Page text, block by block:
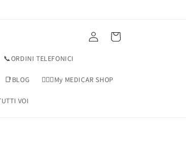
📞ORDINI TELEFONICI
📑BLOG 👨🏻‍⚕️My MEDICAR SHOP
VOI
Accedi Carrello